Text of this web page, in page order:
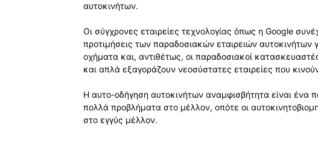
αυτοκινήτων.
Οι σύγχρονες εταιρείες τεχνολογίας όπως η Google
προτιμήσεις των παραδοσιακών εταιρειών
οχήματα και, αντιθέτως, οι παραδοσιακοί
και απλά εξαγοράζουν νεοσύστατες εταιρείες που
Η αυτο-οδήγηση αυτοκινήτων αναμφισβήτητα είναι ένα
πολλά προβλήματα στο μέλλον, οπότε οι
στο εγγύς μέλλον.